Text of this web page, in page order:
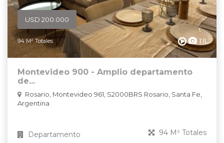
USD 200.000
94 M² Totales 18
Montevideo 900 - Amplio departamento
de...
Rosario, Montevideo 961, S2000BRS Rosario, Santa Fe,
Argentina
Departamento 94 M² Totales